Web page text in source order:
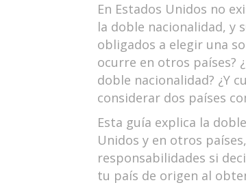
En Estados Unidos no
la doble nacionalidad, y
obligados a elegir una
ocurre en otros países?
doble nacionalidad? ¿Y
considerar dos países
Esta guía explica la
Unidos y en otros
responsabilidades si
tu país de origen al